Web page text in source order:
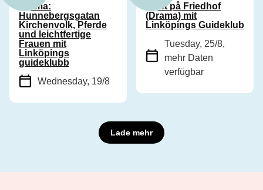
Drama:
Hunnebergsgatan
Kirchenvolk, Pferde
und leichtfertige
Frauen mit
Linköpings
guideklubb
Wednesday, 19/8
Livet på Friedhof
(Drama) mit
Linköpings Guideklub
Tuesday, 25/8,
mehr Daten
verfügbar
Lade mehr